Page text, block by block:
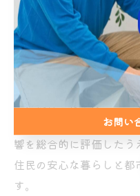
会問題化しており、行
す。
安全性向上のためには
断や、樹木管理計画の策
は、伐採を行う際には「
ガイドラインに則り、
響を総合的に評価したう
住民の安心な暮らしと
す。
お問い
お問い